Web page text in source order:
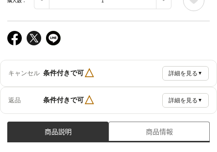
キャンセル 条件付きで可△ 詳細を見る ▼
返品 条件付きで可△ 詳細を見る ▼
商品説明 商品情報